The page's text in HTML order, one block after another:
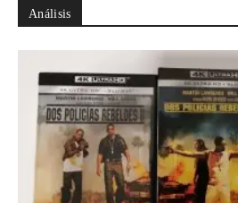
Análisis